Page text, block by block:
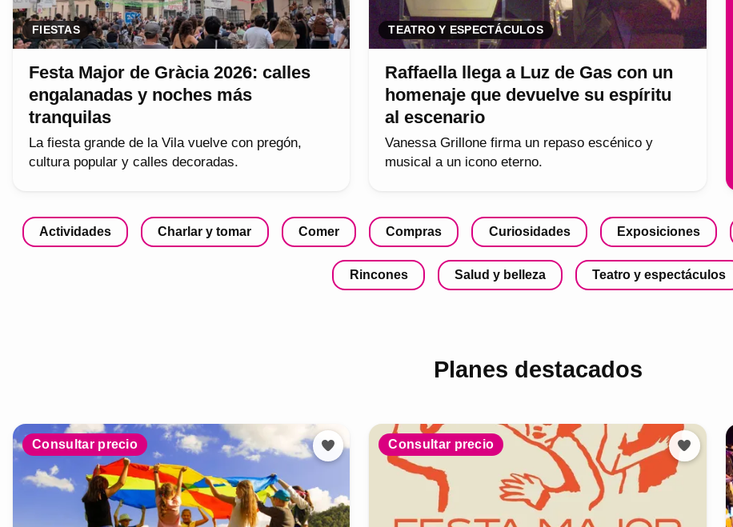
FIESTAS
Festa Major de Gràcia 2026: calles
engalanadas y noches más
tranquilas
La fiesta grande de la Vila vuelve con pregón,
cultura popular y calles decoradas.
TEATRO Y ESPECTÁCULOS
Raffaella llega a Luz de Gas con un
homenaje que devuelve su espíritu
al escenario
Vanessa Grillone firma un repaso escénico y
musical a un icono eterno.
Actividades Charlar y tomar Comer Compras Curiosidades Exposiciones
Rincones Salud y belleza Teatro y espectáculos
Planes destacados
Consultar precio Consultar precio